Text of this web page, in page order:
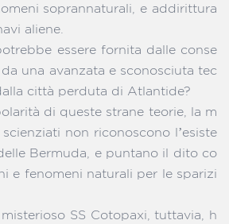
soprannaturali, e addirittura
aliene.
essere fornita dalle conse
una avanzata e sconosciuta tec
città perduta di Atlantide?
di queste strane teorie, la m
non riconoscono l’esiste
Bermuda, e puntano il dito co
e fenomeni naturali per le sparizi
SS Cotopaxi, tuttavia, h